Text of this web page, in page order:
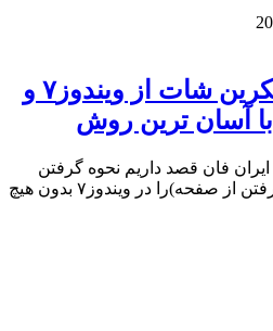
نحوه گرفتن اسکرین شات از ویندوز۷ و
با آسان ترین روش
ایران فان قصد داریم نحوه گرفتن
اسکرین شات(عکس گرفتن از صفحه)را در ویندوز۷ بدون هیچ